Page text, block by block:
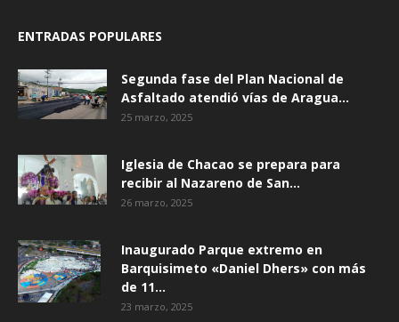
ENTRADAS POPULARES
Segunda fase del Plan Nacional de
Asfaltado atendió vías de Aragua...
25 marzo, 2025
Iglesia de Chacao se prepara para
recibir al Nazareno de San...
26 marzo, 2025
Inaugurado Parque extremo en
Barquisimeto «Daniel Dhers» con más
de 11...
23 marzo, 2025